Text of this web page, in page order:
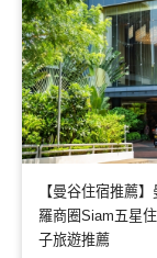
【曼谷住宿推薦
羅商圈Siam五星
子旅遊推薦